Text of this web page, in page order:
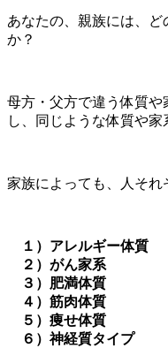
あなたの、親族には、ど
か？
母方・父方で違う体質
し、同じような体質や家
家族によっても、人それ
１）アレルギー体質
２）がん家系
３）肥満体質
４）筋肉体質
５）痩せ体質
６）神経質タイプ